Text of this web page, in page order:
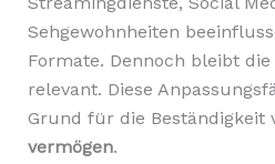
Sehgewohnheiten
Formate. Dennoch bleibt
relevant. Diese
Grund für die Beständigkeit
vermögen.